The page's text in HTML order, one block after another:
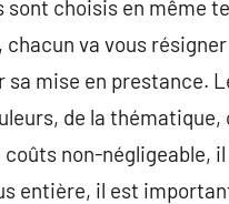
choisis en même
va vous
mise en prestance.
de la
non-négligeable,
entière, il est